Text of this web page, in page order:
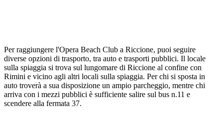
Per raggiungere l'Opera Beach Club a Riccione, puoi seguire
diverse opzioni di trasporto, tra auto e trasporti pubblici. Il locale
sulla spiaggia si trova sul lungomare di Riccione al confine con
Rimini e vicino agli altri locali sulla spiaggia. Per chi si sposta in
auto troverà a sua disposizione un ampio parcheggio, mentre chi
arriva con i mezzi pubblici è sufficiente salire sul bus n.11 e
scendere alla fermata 37.